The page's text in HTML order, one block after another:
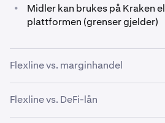
•
Midler kan brukes på Kraken
plattformen (grenser gjelder)
Flexline vs. marginhandel
Selv om både margin og Kraken
Flexline vs. DeFi-lån